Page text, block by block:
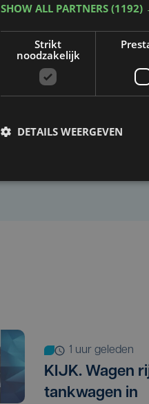
Heb je
1 uur geleden
KIJK. Wagen
tankwagen in
SHOW ALL PARTNERS (1192)
Strikt
noodzakelijk
DETAILS WEERGEVEN